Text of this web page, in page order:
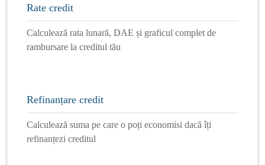
Rate credit
Calculează rata lunară, DAE și graficul complet de
rambursare la creditul tău
Refinanțare credit
Calculează suma pe care o poți economisi dacă îți
refinanțezi creditul